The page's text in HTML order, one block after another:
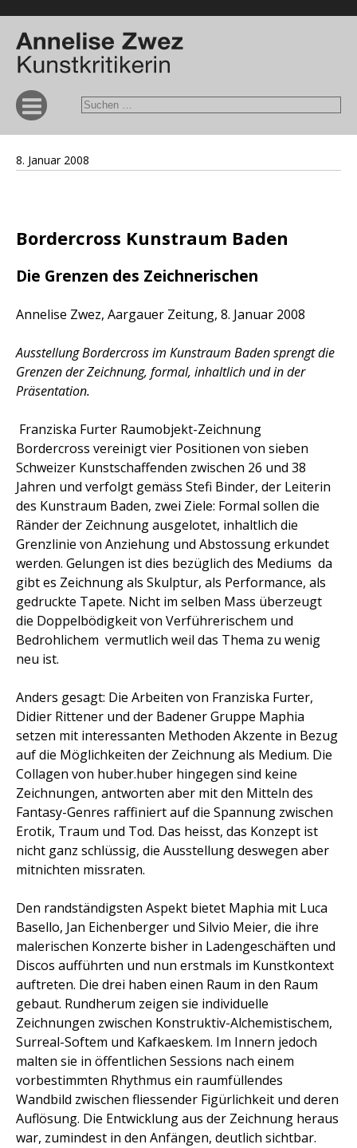
8. Januar 2008
Bordercross Kunstraum Baden
Die Grenzen des Zeichnerischen
Annelise Zwez, Aargauer Zeitung, 8. Januar 2008
Ausstellung Bordercross im Kunstraum Baden sprengt die
Grenzen der Zeichnung, formal, inhaltlich und in der
Präsentation.
Franziska Furter Raumobjekt-Zeichnung
Bordercross vereinigt vier Positionen von sieben
Schweizer Kunstschaffenden zwischen 26 und 38
Jahren und verfolgt gemäss Stefi Binder, der Leiterin
des Kunstraum Baden, zwei Ziele: Formal sollen die
Ränder der Zeichnung ausgelotet, inhaltlich die
Grenzlinie von Anziehung und Abstossung erkundet
werden. Gelungen ist dies bezüglich des Mediums  da
gibt es Zeichnung als Skulptur, als Performance, als
gedruckte Tapete. Nicht im selben Mass überzeugt
die Doppelbödigkeit von Verführerischem und
Bedrohlichem  vermutlich weil das Thema zu wenig
neu ist.
Anders gesagt: Die Arbeiten von Franziska Furter,
Didier Rittener und der Badener Gruppe Maphia
setzen mit interessanten Methoden Akzente in Bezug
auf die Möglichkeiten der Zeichnung als Medium. Die
Collagen von huber.huber hingegen sind keine
Zeichnungen, antworten aber mit den Mitteln des
Fantasy-Genres raffiniert auf die Spannung zwischen
Erotik, Traum und Tod. Das heisst, das Konzept ist
nicht ganz schlüssig, die Ausstellung deswegen aber
mitnichten missraten.
Den randständigsten Aspekt bietet Maphia mit Luca
Basello, Jan Eichenberger und Silvio Meier, die ihre
malerischen Konzerte bisher in Ladengeschäften und
Discos aufführten und nun erstmals im Kunstkontext
auftreten. Die drei haben einen Raum in den Raum
gebaut. Rundherum zeigen sie individuelle
Zeichnungen zwischen Konstruktiv-Alchemistischem,
Surreal-Softem und Kafkaeskem. Im Innern jedoch
malten sie in öffentlichen Sessions nach einem
vorbestimmten Rhythmus ein raumfüllendes
Wandbild zwischen fliessender Figürlichkeit und deren
Auflösung. Die Entwicklung aus der Zeichnung heraus
war, zumindest in den Anfängen, deutlich sichtbar.